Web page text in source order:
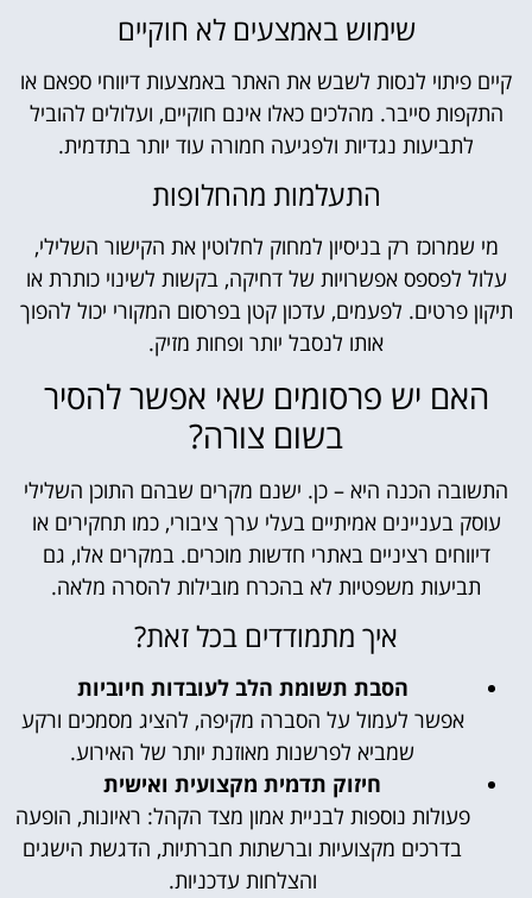
שימוש באמצעים לא חוקיים
קיים פיתוי לנסות לשבש את האתר באמצעות דיווחי ספאם או
התקפות סייבר. מהלכים כאלו אינם חוקיים, ועלולים להוביל
לתביעות נגדיות ולפגיעה חמורה עוד יותר בתדמית.
התעלמות מהחלופות
מי שמרוכז רק בניסיון למחוק לחלוטין את הקישור השלילי,
עלול לפספס אפשרויות של דחיקה, בקשות לשינוי כותרת או
תיקון פרטים. לפעמים, עדכון קטן בפרסום המקורי יכול להפוך
אותו לנסבל יותר ופחות מזיק.
האם יש פרסומים שאי אפשר להסיר
בשום צורה?
התשובה הכנה היא – כן. ישנם מקרים שבהם התוכן השלילי
עוסק בעניינים אמיתיים בעלי ערך ציבורי, כמו תחקירים או
דיווחים רציניים באתרי חדשות מוכרים. במקרים אלו, גם
תביעות משפטיות לא בהכרח מובילות להסרה מלאה.
איך מתמודדים בכל זאת?
הסבת תשומת הלב לעובדות חיוביות
אפשר לעמול על הסברה מקיפה, להציג מסמכים ורקע
שמביא לפרשנות מאוזנת יותר של האירוע.
חיזוק תדמית מקצועית ואישית
פעולות נוספות לבניית אמון מצד הקהל: ראיונות, הופעה
בדרכים מקצועיות וברשתות חברתיות, הדגשת הישגים
והצלחות עדכניות.